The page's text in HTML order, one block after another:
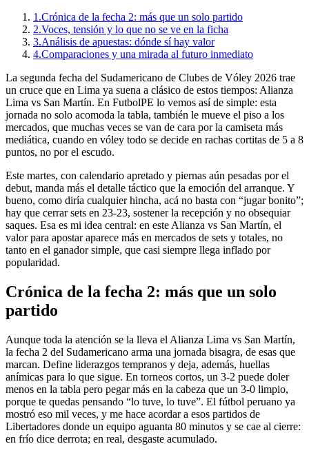
1.Crónica de la fecha 2: más que un solo partido
2.Voces, tensión y lo que no se ve en la ficha
3.Análisis de apuestas: dónde sí hay valor
4.Comparaciones y una mirada al futuro inmediato
La segunda fecha del Sudamericano de Clubes de Vóley 2026 trae
un cruce que en Lima ya suena a clásico de estos tiempos: Alianza
Lima vs San Martín. En FutbolPE lo vemos así de simple: esta
jornada no solo acomoda la tabla, también le mueve el piso a los
mercados, que muchas veces se van de cara por la camiseta más
mediática, cuando en vóley todo se decide en rachas cortitas de 5 a 8
puntos, no por el escudo.
Este martes, con calendario apretado y piernas aún pesadas por el
debut, manda más el detalle táctico que la emoción del arranque. Y
bueno, como diría cualquier hincha, acá no basta con “jugar bonito”;
hay que cerrar sets en 23-23, sostener la recepción y no obsequiar
saques. Esa es mi idea central: en este Alianza vs San Martín, el
valor para apostar aparece más en mercados de sets y totales, no
tanto en el ganador simple, que casi siempre llega inflado por
popularidad.
Crónica de la fecha 2: más que un solo
partido
Aunque toda la atención se la lleva el Alianza Lima vs San Martín,
la fecha 2 del Sudamericano arma una jornada bisagra, de esas que
marcan. Define liderazgos tempranos y deja, además, huellas
anímicas para lo que sigue. En torneos cortos, un 3-2 puede doler
menos en la tabla pero pegar más en la cabeza que un 3-0 limpio,
porque te quedas pensando “lo tuve, lo tuve”. El fútbol peruano ya
mostró eso mil veces, y me hace acordar a esos partidos de
Libertadores donde un equipo aguanta 80 minutos y se cae al cierre:
en frío dice derrota; en real, desgaste acumulado.